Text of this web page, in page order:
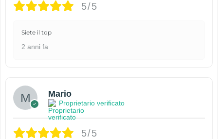
5/5
Siete il top
2 anni fa
Mario
Proprietario verificato
5/5